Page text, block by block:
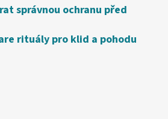
správnou ochranu před
rituály pro klid a pohodu